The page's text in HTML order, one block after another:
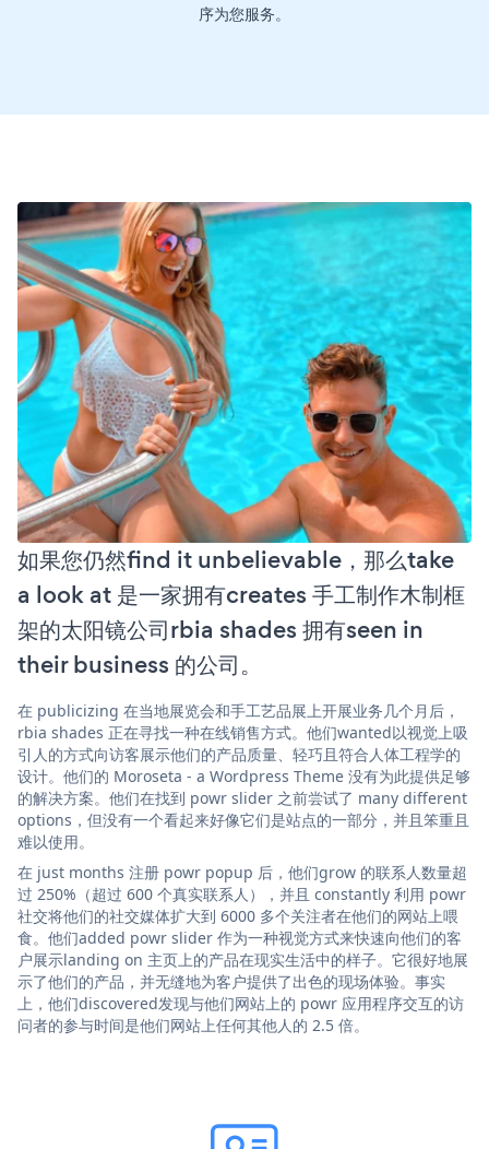
序为您服务。
如果您仍然find it unbelievable，那么take
a look at 是一家拥有creates 手工制作木制框
架的太阳镜公司rbia shades 拥有seen in
their business 的公司。
在 publicizing 在当地展览会和手工艺品展上开展业务几个月后，
rbia shades 正在寻找一种在线销售方式。他们wanted以视觉上吸
引人的方式向访客展示他们的产品质量、轻巧且符合人体工程学的
设计。他们的 Moroseta - a Wordpress Theme 没有为此提供足够
的解决方案。他们在找到 powr slider 之前尝试了 many different
options，但没有一个看起来好像它们是站点的一部分，并且笨重且
难以使用。
在 just months 注册 powr popup 后，他们grow 的联系人数量超
过 250%（超过 600 个真实联系人），并且 constantly 利用 powr
社交将他们的社交媒体扩大到 6000 多个关注者在他们的网站上喂
食。他们added powr slider 作为一种视觉方式来快速向他们的客
户展示landing on 主页上的产品在现实生活中的样子。它很好地展
示了他们的产品，并无缝地为客户提供了出色的现场体验。事实
上，他们discovered发现与他们网站上的 powr 应用程序交互的访
问者的参与时间是他们网站上任何其他人的 2.5 倍。